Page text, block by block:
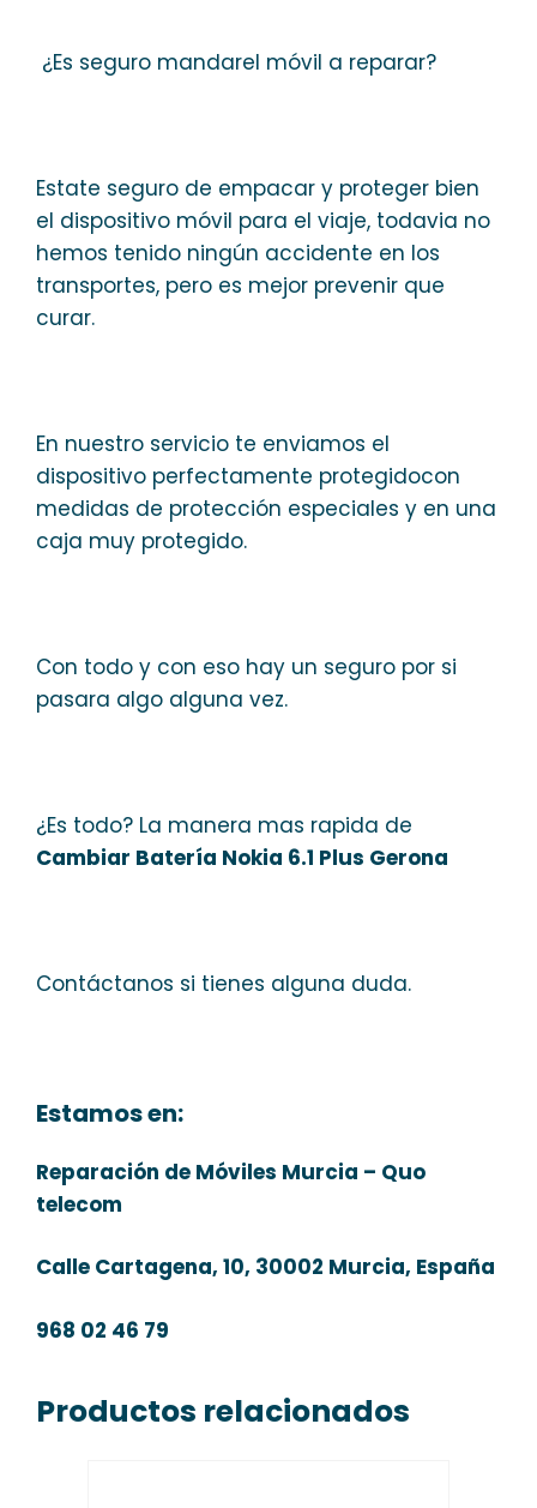
¿Es seguro mandarel móvil a reparar?
Estate seguro de empacar y proteger bien
el dispositivo móvil para el viaje, todavia no
hemos tenido ningún accidente en los
transportes, pero es mejor prevenir que
curar.
En nuestro servicio te enviamos el
dispositivo perfectamente protegidocon
medidas de protección especiales y en una
caja muy protegido.
Con todo y con eso hay un seguro por si
pasara algo alguna vez.
¿Es todo? La manera mas rapida de
Cambiar Batería Nokia 6.1 Plus Gerona
Contáctanos si tienes alguna duda.
Estamos en:
Reparación de Móviles Murcia – Quo
telecom
Calle Cartagena, 10, 30002 Murcia, España
968 02 46 79
Productos relacionados